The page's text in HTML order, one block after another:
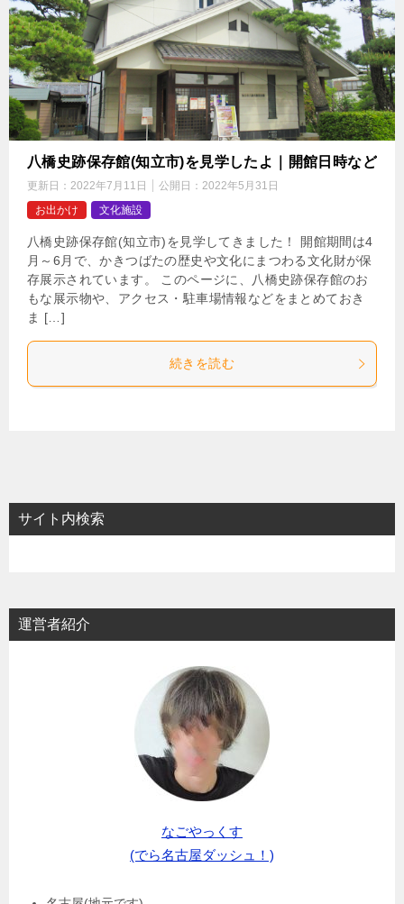
八橋史跡保存館(知立市)を見学したよ｜開館日時など
更新日： 2022年7月11日 公開日： 2022年5月31日
お出かけ
文化施設
八橋史跡保存館(知立市)を見学してきました！ 開館期間は4
月～6月で、かきつばたの歴史や文化にまつわる文化財が保
存展示されています。 このページに、八橋史跡保存館のお
もな展示物や、アクセス・駐車場情報などをまとめておき
ま […]
続きを読む
サイト内検索
運営者紹介
なごやっくす
(でら名古屋ダッシュ！)